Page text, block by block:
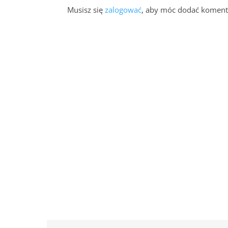
Musisz się zalogować, aby móc dodać